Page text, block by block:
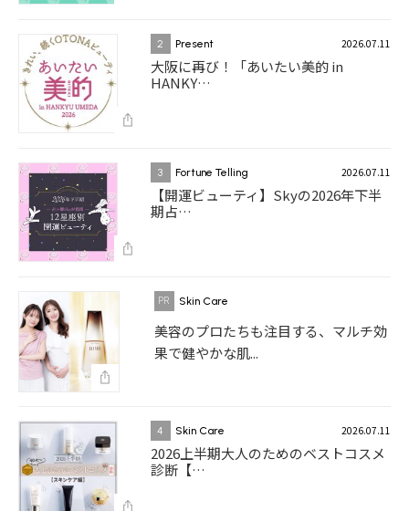
2 Present 2026.07.11
大阪に再び！「あいたい美的 in
HANKY…
3 Fortune Telling 2026.07.11
【開運ビューティ】Skyの2026年下半
期占…
Skin Care
美容のプロたちも注目する、マルチ効
果で健やかな肌...
4 Skin Care 2026.07.11
2026上半期大人のためのベストコスメ
診断【…